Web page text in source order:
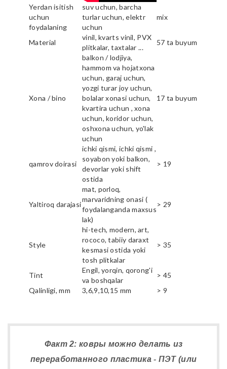
Yerdan isitish
uchun
foydalaning
suv uchun, barcha
turlar uchun, elektr
uchun
mix
Material
vinil, kvarts vinil, PVX
plitkalar, taxtalar ...
57 ta buyum
Xona / bino
balkon / lodjiya,
hammom va hojatxona
uchun, garaj uchun,
yozgi turar joy uchun,
bolalar xonasi uchun,
kvartira uchun , xona
uchun, koridor uchun,
oshxona uchun, yo'lak
uchun
17 ta buyum
qamrov doirasi
ichki qismi, ichki qismi ,
soyabon yoki balkon,
devorlar yoki shift
ostida
> 19
Yaltiroq darajasi
mat, porloq,
marvaridning onasi (
foydalanganda maxsus
lak)
> 29
Style
hi-tech, modern, art,
rococo, tabiiy daraxt
kesmasi ostida yoki
tosh plitkalar
> 35
Tint
Engil, yorqin, qorong'i
va boshqalar
> 45
Qalinligi, mm
3,6,9,10,15 mm > 9
Факт 2: ковры можно делать из
переработанного пластика - ПЭТ (или